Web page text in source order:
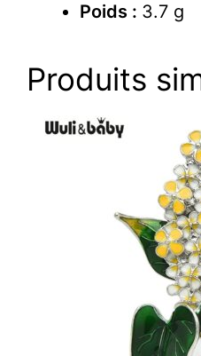
Poids : 3.7 g
Produits